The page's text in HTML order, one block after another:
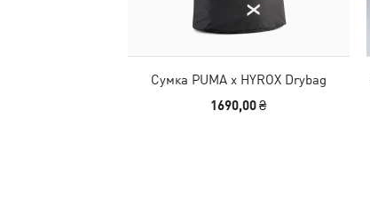
Сумка PUMA x HYROX Drybag
1690,00 ₴